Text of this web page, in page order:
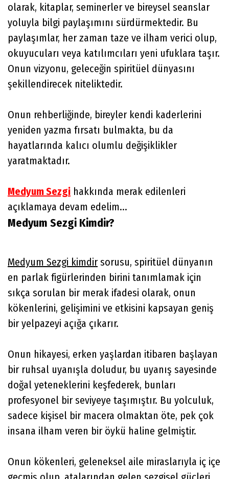
olarak, kitaplar, seminerler ve bireysel seanslar
yoluyla bilgi paylaşımını sürdürmektedir. Bu
paylaşımlar, her zaman taze ve ilham verici olup,
okuyucuları veya katılımcıları yeni ufuklara taşır.
Onun vizyonu, geleceğin spiritüel dünyasını
şekillendirecek niteliktedir.
Onun rehberliğinde, bireyler kendi kaderlerini
yeniden yazma fırsatı bulmakta, bu da
hayatlarında kalıcı olumlu değişiklikler
yaratmaktadır.
Medyum Sezgi hakkında merak edilenleri
açıklamaya devam edelim...
Medyum Sezgi Kimdir?
Medyum Sezgi kimdirsorusu, spiritüel dünyanın
en parlak figürlerinden birini tanımlamak için
sıkça sorulan bir merak ifadesi olarak, onun
kökenlerini, gelişimini ve etkisini kapsayan geniş
bir yelpazeyi açığa çıkarır.
Onun hikayesi, erken yaşlardan itibaren başlayan
bir ruhsal uyanışla doludur, bu uyanış sayesinde
doğal yeteneklerini keşfederek, bunları
profesyonel bir seviyeye taşımıştır. Bu yolculuk,
sadece kişisel bir macera olmaktan öte, pek çok
insana ilham veren bir öykü haline gelmiştir.
Onun kökenleri, geleneksel aile miraslarıyla iç içe